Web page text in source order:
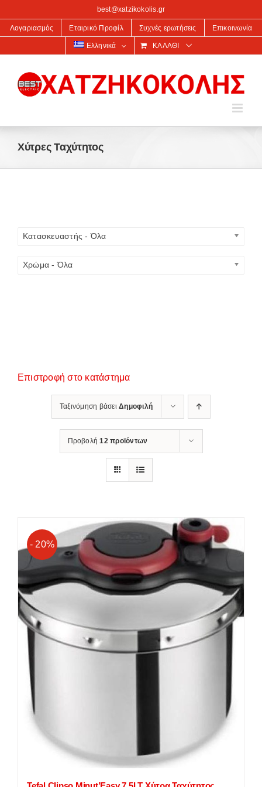
best@xatzikokolis.gr
Λογαριασμός Εταιρικό Προφίλ Συχνές ερωτήσεις Επικοινωνία
Ελληνικά ΚΑΛΆΘΙ
Χύτρες Ταχύτητος
Επιστροφή στο κατάστημα
Ταξινόμηση βάσειΔημοφιλή
Προβολή12 προϊόντων
- 20%
Κατασκευαστής - Όλα
Χρώμα - Όλα